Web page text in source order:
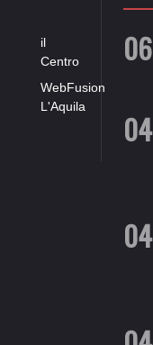
il
Centro
WebFusion
L'Aquila
06
04
04